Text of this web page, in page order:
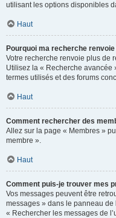
utilisant les options disponibles
Haut
Pourquoi ma recherche
Votre recherche renvoie plus de
Utilisez la « Recherche avancée
termes utilisés et des forums
Haut
Comment rechercher des
Allez sur la page « Membres »
membre ».
Haut
Comment puis-je trouver mes
Vos messages peuvent être
messages » dans le panneau de
« Rechercher les messages de